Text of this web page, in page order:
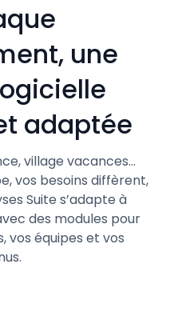
une
adaptée
village vacances…
vos besoins diffèrent,
Suite s’adapte à
des modules pour
vos équipes et vos